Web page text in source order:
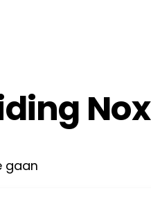
Nox
gaan